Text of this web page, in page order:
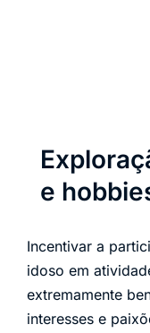
e
Incentivar a
idoso em
extremamente
interesses e